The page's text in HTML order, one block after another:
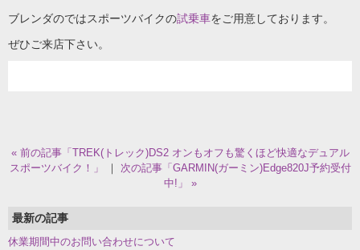
ブレンダのではスポーツバイクの試乗車をご用意しております。
ぜひご来店下さい。
« 前の記事「TREK(トレック)DS2 オンもオフも驚くほど快適なデュアル
スポーツバイク！」
｜ 次の記事「GARMIN(ガーミン)Edge820J予約受付
中!」 »
最新の記事
休業期間中のお問い合わせについて